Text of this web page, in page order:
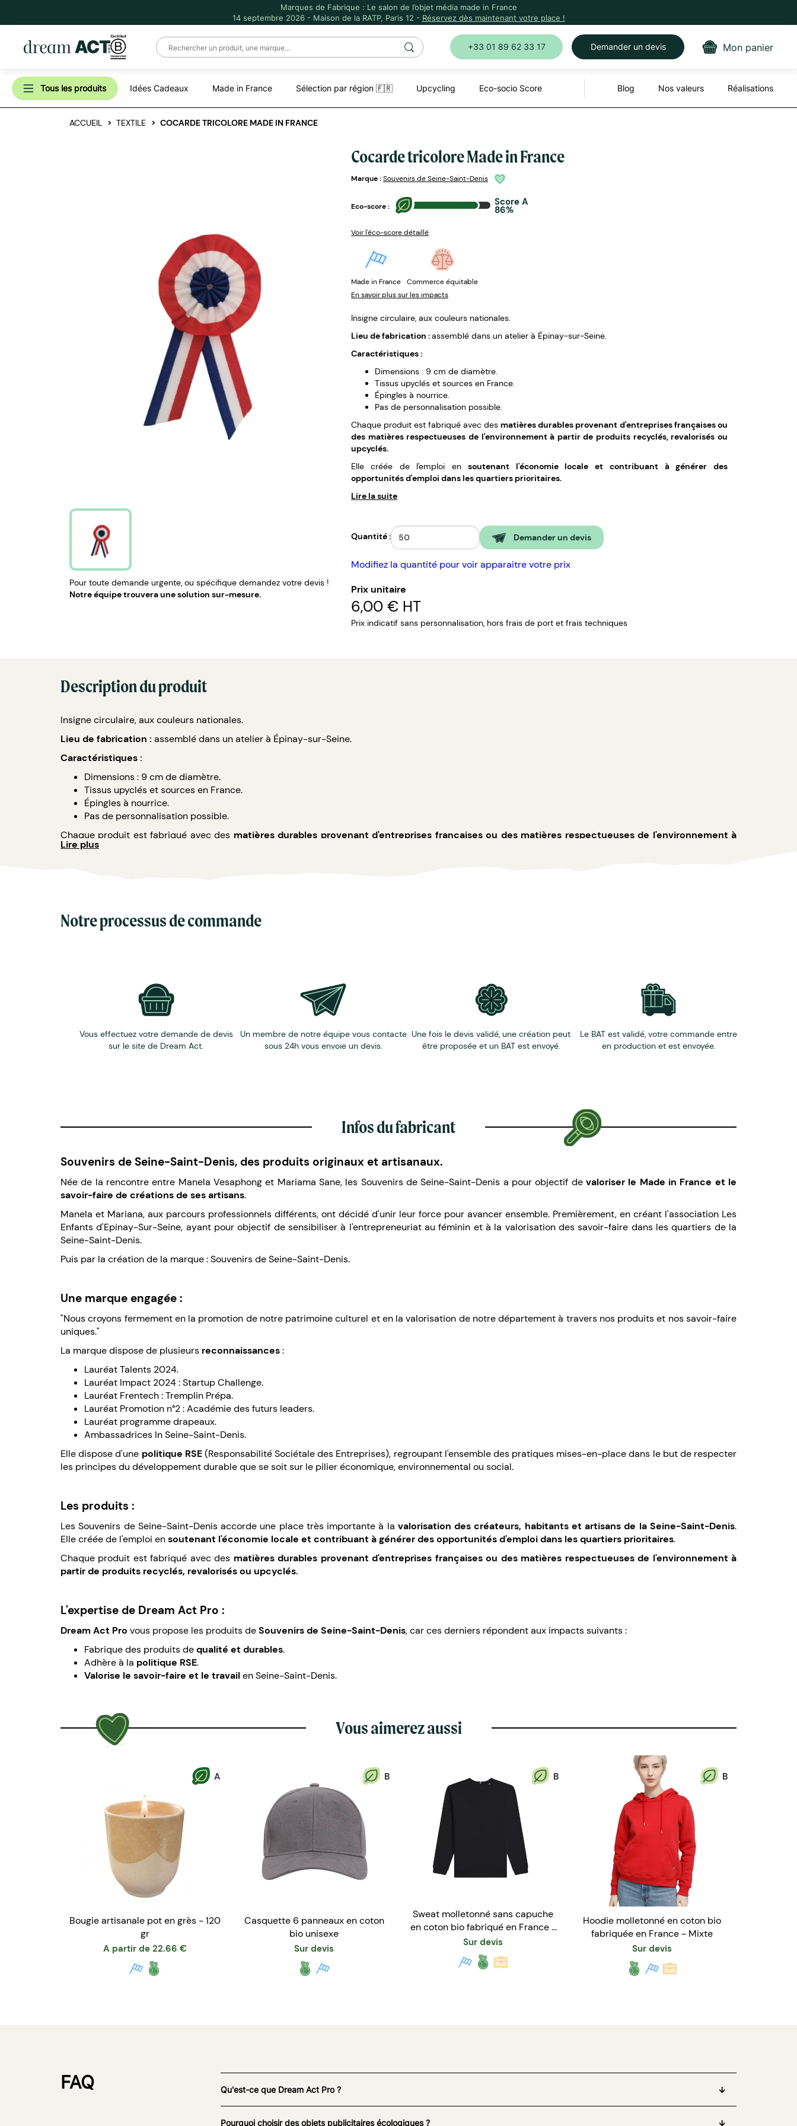
Marques de Fabrique : Le salon de l’objet média made in France
14 septembre 2026 - Maison de la RATP, Paris 12 - Réservez dès maintenant votre place !
+33 01 89 62 33 17 Demander un devis Mon panier
Tous les produits Idées Cadeaux Made in France Sélection par région 🇫🇷 Upcycling Eco-socio Score Blog Nos valeurs Réalisations
ACCUEIL TEXTILE COCARDE TRICOLORE MADE IN FRANCE
Pour toute demande urgente, ou spécifique demandez votre devis !
Notre équipe trouvera une solution sur-mesure.
Cocarde tricolore Made in France
Marque :Souvenirs de Seine-Saint-Denis
Eco-score : Score A
86%
Voir l'éco-score détaillé
Made in France
Commerce équitable
En savoir plus sur les impacts
Insigne circulaire, aux couleurs nationales.
Lieu de fabrication :assemblé dans un atelier à Épinay-sur-Seine.
Caractéristiques :
Dimensions : 9 cm de diamètre.
Tissus upyclés et sources en France.
Épingles à nourrice.
Pas de personnalisation possible.
Chaque produit est fabriqué avec des matières durables provenant d'entreprises françaises ou
des matières respectueuses de l'environnement à partir de produits recyclés, revalorisés ou
upcyclés.
Elle créée de l'emploi en soutenant l'économie locale et contribuant à générer des
opportunités d'emploi dans les quartiers prioritaires.
Lire la suite
Quantité : Demander un devis
Modifiez la quantité pour voir apparaitre votre prix
Prix unitaire
6,00 € HT
Prix indicatif sans personnalisation, hors frais de port et frais techniques
Description du produit
Insigne circulaire, aux couleurs nationales.
Lieu de fabrication : assemblé dans un atelier à Épinay-sur-Seine.
Caractéristiques :
Dimensions : 9 cm de diamètre.
Tissus upyclés et sources en France.
Épingles à nourrice.
Pas de personnalisation possible.
Chaque produit est fabriqué avec des matières durables provenant d'entreprises françaises ou des matières respectueuses de l'environnement à
partir de produits recyclés, revalorisés ou upcyclés.
Lire plus
Notre processus de commande
Vous effectuez votre demande de devis
sur le site de Dream Act.
Un membre de notre équipe vous contacte
sous 24h vous envoie un devis.
Une fois le devis validé, une création peut
être proposée et un BAT est envoyé.
Le BAT est validé, votre commande entre
en production et est envoyée.
Infos du fabricant
Souvenirs de Seine-Saint-Denis, des produits originaux et artisanaux.
Née de la rencontre entre Manela Vesaphong et Mariama Sane, les Souvenirs de Seine-Saint-Denis a pour objectif de valoriser le Made in France et le
savoir-faire de créations de ses artisans.
Manela et Mariana, aux parcours professionnels différents, ont décidé d'unir leur force pour avancer ensemble. Premièrement, en créant l'association Les
Enfants d'Epinay-Sur-Seine, ayant pour objectif de sensibiliser à l'entrepreneuriat au féminin et à la valorisation des savoir-faire dans les quartiers de la
Seine-Saint-Denis.
Puis par la création de la marque : Souvenirs de Seine-Saint-Denis.
Une marque engagée :
"Nous croyons fermement en la promotion de notre patrimoine culturel et en la valorisation de notre département à travers nos produits et nos savoir-faire
uniques."
La marque dispose de plusieurs reconnaissances:
Lauréat Talents 2024.
Lauréat Impact 2024 : Startup Challenge.
Lauréat Frentech : Tremplin Prépa.
Lauréat Promotion n°2 : Académie des futurs leaders.
Lauréat programme drapeaux.
Ambassadrices In Seine-Saint-Denis.
Elle dispose d'une politique RSE(Responsabilité Sociétale des Entreprises), regroupant l'ensemble des pratiques mises-en-place dans le but de respecter
les principes du développement durable que se soit sur le pilier économique, environnemental ou social.
Les produits :
Les Souvenirs de Seine-Saint-Denis accorde une place très importante à la valorisation des créateurs, habitants et artisans de la Seine-Saint-Denis.
Elle créée de l'emploi ensoutenant l'économie locale et contribuant à générer des opportunités d'emploi dans les quartiers prioritaires.
Chaque produit est fabriqué avec des matières durables provenant d'entreprises françaises ou des matières respectueuses de l'environnement à
partir de produits recyclés, revalorisés ou upcyclés.
L'expertise de Dream Act Pro :
Dream Act Pro vous propose les produits deSouvenirs de Seine-Saint-Denis, car ces derniers répondent aux impacts suivants :
Fabrique des produits dequalité et durables.
Adhère à la politique RSE.
Valorise le savoir-faire et le travailen Seine-Saint-Denis.
Vous aimerez aussi
A
Bougie artisanale pot en grès - 120
gr
A partir de 22.66 €
B
Casquette 6 panneaux en coton
bio unisexe
Sur devis
B
Sweat molletonné sans capuche
en coton bio fabriqué en France -
Mixte
Sur devis
B
Hoodie molletonné en coton bio
fabriquée en France - Mixte
Sur devis
FAQ Qu'est-ce que Dream Act Pro ?
Pourquoi choisir des objets publicitaires écologiques ?